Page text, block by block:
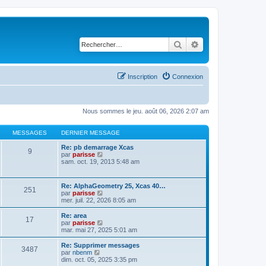
Rechercher
Connexion
Inscription
Nous sommes le jeu. août 06, 2026 2:07 am
MESSAGES DERNIER MESSAGE
9
Re: pb demarrage Xcas
par parisse
o
l
t
e
r
d
e
r
i
sam. oct. 19, 2013 5:48 am
251
Re: AlphaGeometry 25, Xcas 40…
par parisse
o
n
l
r
l
e
mer. juil. 22, 2026 8:05 am
17
Re: area
par parisse
o
n
s
l
mar. mai 27, 2025 5:01 am
3487
Re: Supprimer messages
par nbenm
o
dim. oct. 05, 2025 3:35 pm